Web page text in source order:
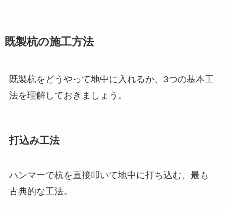
既製杭の施工方法
既製杭をどうやって地中に入れるか、3つの基本工
法を理解しておきましょう。
打込み工法
ハンマーで杭を直接叩いて地中に打ち込む、最も
古典的な工法。